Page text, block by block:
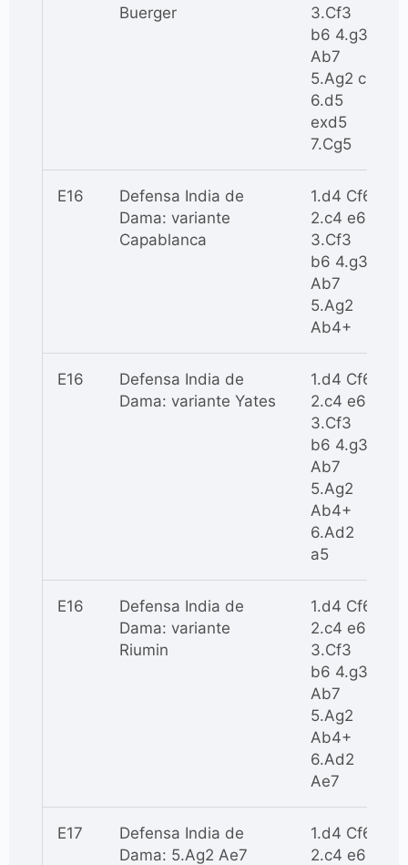
Buerger
3.Cf3
b6 4.g3
Ab7
5.Ag2 c5
6.d5
exd5
7.Cg5
E16
Defensa India de
Dama: variante
Capablanca
1.d4 Cf6
2.c4 e6
3.Cf3
b6 4.g3
Ab7
5.Ag2
Ab4+
E16
Defensa India de
Dama: variante Yates
1.d4 Cf6
2.c4 e6
3.Cf3
b6 4.g3
Ab7
5.Ag2
Ab4+
6.Ad2
a5
E16
Defensa India de
Dama: variante
Riumin
1.d4 Cf6
2.c4 e6
3.Cf3
b6 4.g3
Ab7
5.Ag2
Ab4+
6.Ad2
Ae7
E17
Defensa India de
Dama: 5.Ag2 Ae7
1.d4 Cf6
2.c4 e6